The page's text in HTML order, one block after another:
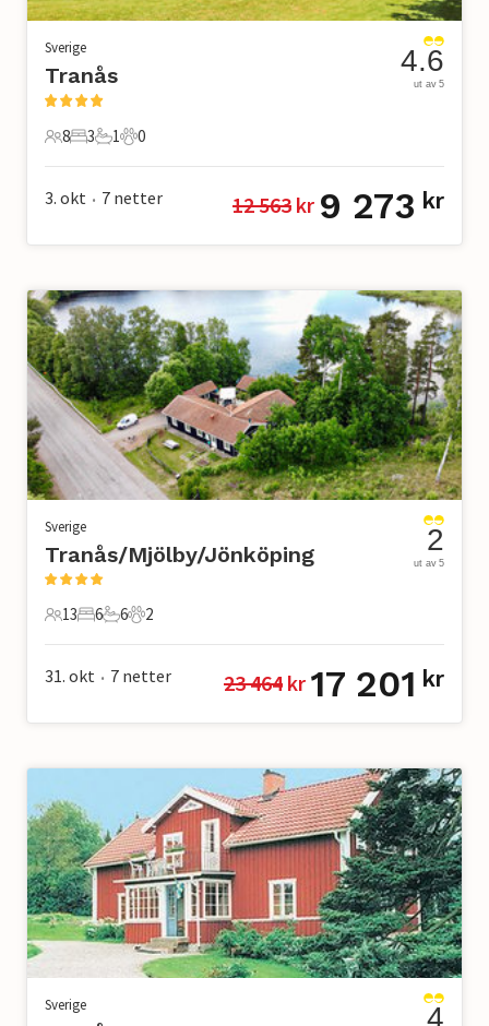
Sverige
Tranås
8 Gjester
8
3 Soverom
3
1 Bad
1
0 Kjæledyr
0
4.6
ut av 5
3. okt • 7 netter 12 563 kr 9 273 kr
Sverige
Tranås/Mjölby/Jönköping
13 Gjester
13
6 Soverom
6
6 Bad
6
2 Kjæledyr
2
2
ut av 5
31. okt • 7 netter 23 464 kr 17 201 kr
Sverige 4